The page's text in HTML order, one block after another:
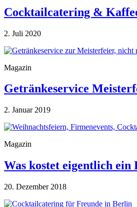
Cocktailcatering &
2. Juli 2020
Magazin
Getränkeservice
2. Januar 2019
Magazin
Was kostet eigentlich
20. Dezember 2018